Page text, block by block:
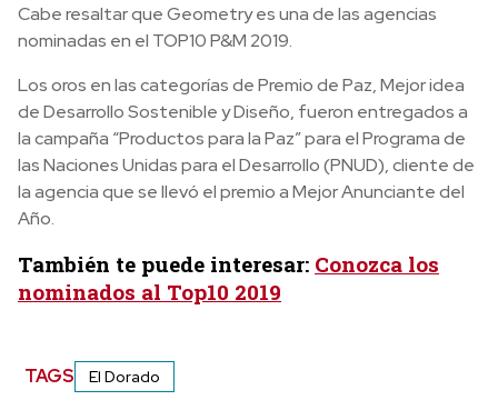
Cabe resaltar que Geometry es una de las agencias
nominadas en el TOP10 P&M 2019.
Los oros en las categorías de Premio de Paz, Mejor idea
de Desarrollo Sostenible y Diseño, fueron entregados a
la campaña “Productos para la Paz” para el Programa de
las Naciones Unidas para el Desarrollo (PNUD), cliente de
la agencia que se llevó el premio a Mejor Anunciante del
Año.
También te puede interesar: Conozca los
nominados al Top10 2019
TAGS El Dorado